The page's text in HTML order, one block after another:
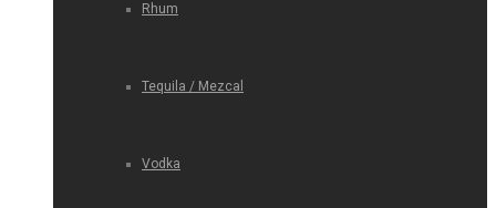
Rhum
Tequila / Mezcal
Vodka